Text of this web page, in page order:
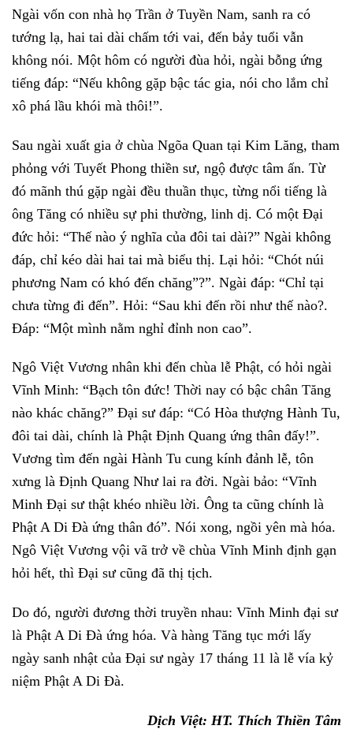
Ngài vốn con nhà họ Trần ở Tuyền Nam, sanh ra có
tướng lạ, hai tai dài chấm tới vai, đến bảy tuổi vẫn
không nói. Một hôm có người đùa hỏi, ngài bỗng ứng
tiếng đáp: “Nếu không gặp bậc tác gia, nói cho lắm chỉ
xô phá lầu khói mà thôi!”.
Sau ngài xuất gia ở chùa Ngõa Quan tại Kim Lăng, tham
phỏng với Tuyết Phong thiền sư, ngộ được tâm ấn. Từ
đó mãnh thú gặp ngài đều thuần thục, từng nổi tiếng là
ông Tăng có nhiều sự phi thường, linh dị. Có một Đại
đức hỏi: “Thế nào ý nghĩa của đôi tai dài?” Ngài không
đáp, chỉ kéo dài hai tai mà biểu thị. Lại hỏi: “Chót núi
phương Nam có khó đến chăng”?”. Ngài đáp: “Chỉ tại
chưa từng đi đến”. Hỏi: “Sau khi đến rồi như thế nào?.
Đáp: “Một mình nằm nghỉ đỉnh non cao”.
Ngô Việt Vương nhân khi đến chùa lễ Phật, có hỏi ngài
Vĩnh Minh: “Bạch tôn đức! Thời nay có bậc chân Tăng
nào khác chăng?” Đại sư đáp: “Có Hòa thượng Hành Tu,
đôi tai dài, chính là Phật Định Quang ứng thân đấy!”.
Vương tìm đến ngài Hành Tu cung kính đảnh lễ, tôn
xưng là Định Quang Như lai ra đời. Ngài bảo: “Vĩnh
Minh Đại sư thật khéo nhiều lời. Ông ta cũng chính là
Phật A Di Đà ứng thân đó”. Nói xong, ngồi yên mà hóa.
Ngô Việt Vương vội vã trở về chùa Vĩnh Minh định gạn
hỏi hết, thì Đại sư cũng đã thị tịch.
Do đó, người đương thời truyền nhau: Vĩnh Minh đại sư
là Phật A Di Đà ứng hóa. Và hàng Tăng tục mới lấy
ngày sanh nhật của Đại sư ngày 17 tháng 11 là lễ vía kỷ
niệm Phật A Di Đà.
Dịch Việt: HT. Thích Thiền Tâm